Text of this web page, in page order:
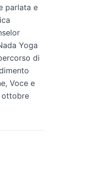
parlata e
Yoga
di
Voce e
ottobre